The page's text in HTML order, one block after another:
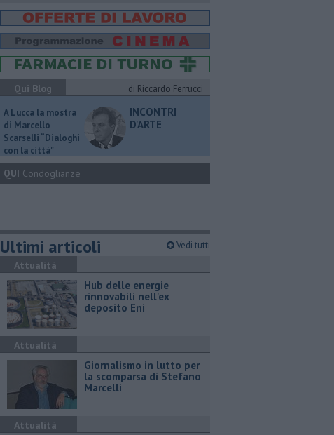
Qui Blog
di Riccardo Ferrucci
A Lucca la mostra
di Marcello
Scarselli “Dialoghi
con la città"
INCONTRI
D'ARTE
QUI Condoglianze
Ultimi articoli Vedi tutti
Attualità
Hub delle energie
rinnovabili nell'ex
deposito Eni
Attualità
Giornalismo in lutto per
la scomparsa di Stefano
Marcelli
Attualità